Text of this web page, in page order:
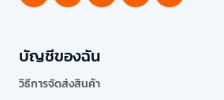
บัญชีของฉัน
วิธีการจัดส่งสินค้า